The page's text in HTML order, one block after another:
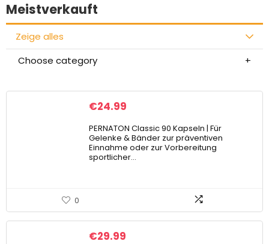
Meistverkauft
Zeige alles
Choose category
€24.99
PERNATON Classic 90 Kapseln | Für
Gelenke & Bänder zur präventiven
Einnahme oder zur Vorbereitung
sportlicher…
0
€29.99